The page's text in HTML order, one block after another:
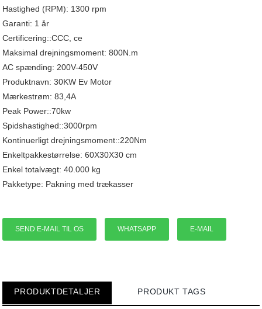
Hastighed (RPM): 1300 rpm
Garanti: 1 år
Certificering::CCC, ce
Maksimal drejningsmoment: 800N.m
AC spænding: 200V-450V
Produktnavn: 30KW Ev Motor
Mærkestrøm: 83,4A
Peak Power::70kw
Spidshastighed::3000rpm
Kontinuerligt drejningsmoment::220Nm
Enkeltpakkestørrelse: 60X30X30 cm
Enkel totalvægt: 40.000 kg
Pakketype: Pakning med trækasser
SEND E-MAIL TIL OS WHATSAPP E-MAIL
PRODUKTDETALJER PRODUKT TAGS